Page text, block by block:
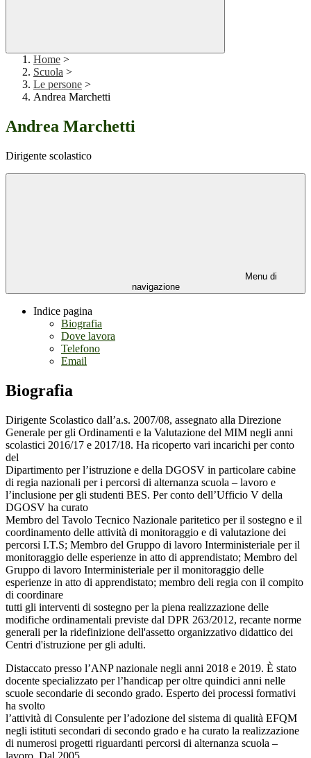
Home >
Scuola >
Le persone >
Andrea Marchetti
Andrea Marchetti
Dirigente scolastico
Menu di
navigazione
Indice pagina
Biografia
Dove lavora
Telefono
Email
Biografia
Dirigente Scolastico dall’a.s. 2007/08, assegnato alla Direzione
Generale per gli Ordinamenti e la Valutazione del MIM negli anni
scolastici 2016/17 e 2017/18. Ha ricoperto vari incarichi per conto
del
Dipartimento per l’istruzione e della DGOSV in particolare cabine
di regia nazionali per i percorsi di alternanza scuola – lavoro e
l’inclusione per gli studenti BES. Per conto dell’Ufficio V della
DGOSV ha curato
Membro del Tavolo Tecnico Nazionale paritetico per il sostegno e il
coordinamento delle attività di monitoraggio e di valutazione dei
percorsi I.T.S; Membro del Gruppo di lavoro Interministeriale per il
monitoraggio delle esperienze in atto di apprendistato; Membro del
Gruppo di lavoro Interministeriale per il monitoraggio delle
esperienze in atto di apprendistato; membro deli regia con il compito
di coordinare
tutti gli interventi di sostegno per la piena realizzazione delle
modifiche ordinamentali previste dal DPR 263/2012, recante norme
generali per la ridefinizione dell'assetto organizzativo didattico dei
Centri d'istruzione per gli adulti.
Distaccato presso l’ANP nazionale negli anni 2018 e 2019. È stato
docente specializzato per l’handicap per oltre quindici anni nelle
scuole secondarie di secondo grado. Esperto dei processi formativi
ha svolto
l’attività di Consulente per l’adozione del sistema di qualità EFQM
negli istituti secondari di secondo grado e ha curato la realizzazione
di numerosi progetti riguardanti percorsi di alternanza scuola –
lavoro. Dal 2005